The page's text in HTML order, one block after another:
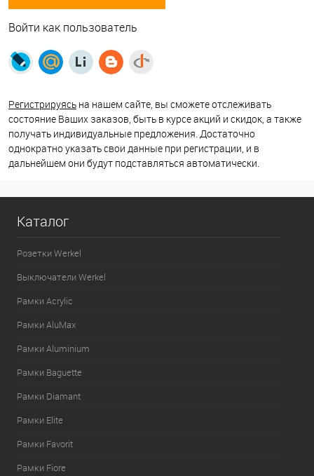
Войти как пользователь
Регистрируясь на нашем сайте, вы сможете отслеживать
состояние Ваших заказов, быть в курсе акций и скидок, а также
получать индивидуальные предложения. Достаточно
однократно указать свои данные при регистрации, и в
дальнейшем они будут подставляться автоматически.
Каталог
Розетки Werkel
Выключатели Werkel
Рамки Acrylic
Рамки AluMax
Рамки Aluminium
Рамки Baguette
Рамки Diamant
Рамки Elite
Рамки Favorit
Рамки Fiore